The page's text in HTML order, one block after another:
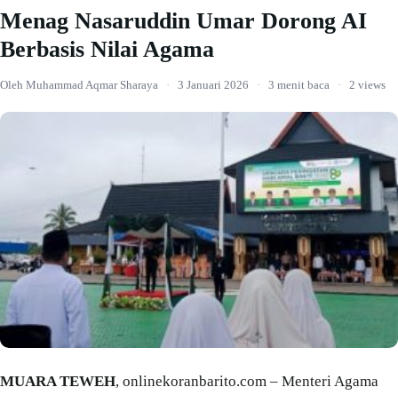
Menag Nasaruddin Umar Dorong AI
Berbasis Nilai Agama
Oleh Muhammad Aqmar Sharaya · 3 Januari 2026 · 3 menit baca · 2 views
MUARA TEWEH, onlinekoranbarito.com – Menteri Agama